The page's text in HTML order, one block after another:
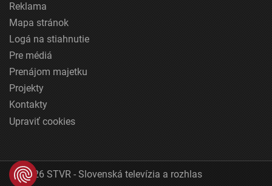
Reklama
Mapa stránok
Logá na stiahnutie
Pre médiá
Prenájom majetku
Projekty
Kontakty
Upraviť cookies
© 2026 STVR - Slovenská televízia a rozhlas